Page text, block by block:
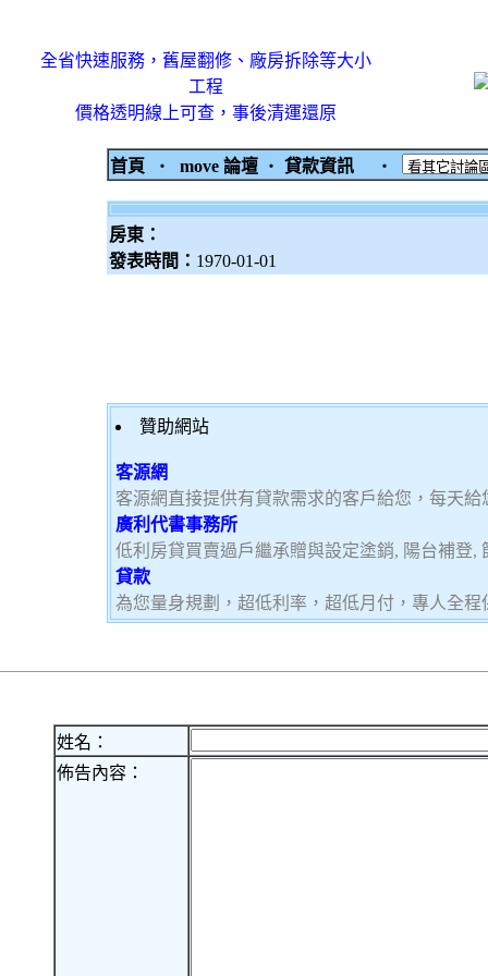
全省快速服務，舊屋翻修、廠房拆除等大小
工程
價格透明線上可查，事後清運還原
首頁 ‧ move 論壇 ‧ 貸款資訊 ‧
房東：
發表時間： 1970-01-01
贊助網站
客源網
客源網直接提供有貸款需求的客戶給您，每天
廣利代書事務所
低利房貸買賣過戶繼承贈與設定塗銷, 陽台補登,
貸款
為您量身規劃，超低利率，超低月付，專人全
姓名：
佈告內容：